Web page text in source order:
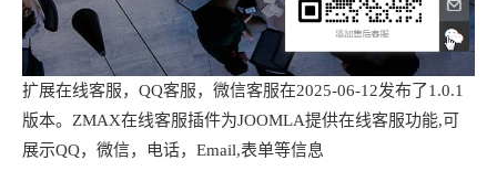
扩展在线客服，QQ客服，微信客服在2025-06-12发布了1.0.1
版本。ZMAX在线客服插件为JOOMLA提供在线客服功能,可
展示QQ，微信，电话，Email,表单等信息